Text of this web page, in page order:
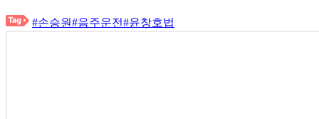
#손승원#음주운전#윤창호법